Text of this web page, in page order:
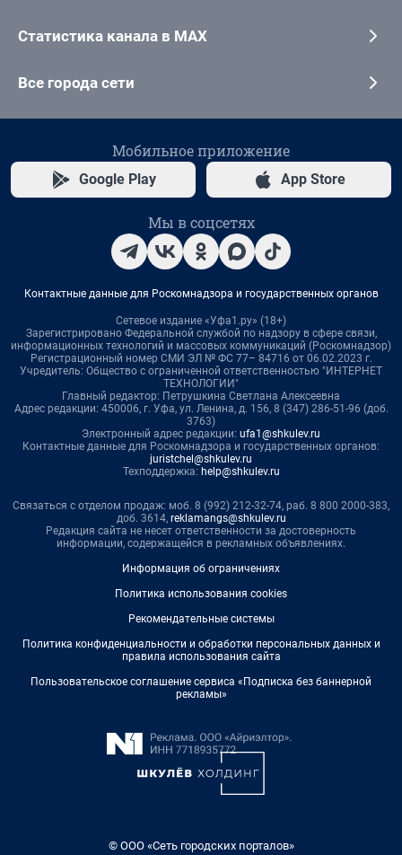
Статистика канала в MAX
Все города сети
Мобильное приложение
Google Play App Store
Мы в соцсетях
Контактные данные для Роскомнадзора и государственных органов
Сетевое издание «Уфа1.ру» (18+)
Зарегистрировано Федеральной службой по надзору в сфере связи,
информационных технологий и массовых коммуникаций (Роскомнадзор)
Регистрационный номер СМИ ЭЛ № ФС 77– 84716 от 06.02.2023 г.
Учредитель: Общество с ограниченной ответственностью "ИНТЕРНЕТ
ТЕХНОЛОГИИ"
Главный редактор: Петрушкина Светлана Алексеевна
Адрес редакции: 450006, г. Уфа, ул. Ленина, д. 156, 8 (347) 286-51-96 (доб.
3763)
Электронный адрес редакции: ufa1@shkulev.ru
Контактные данные для Роскомнадзора и государственных органов:
juristchel@shkulev.ru
Техподдержка: help@shkulev.ru
Связаться с отделом продаж: моб. 8 (992) 212-32-74, раб. 8 800 2000-383,
доб. 3614, reklamangs@shkulev.ru
Редакция сайта не несет ответственности за достоверность
информации, содержащейся в рекламных объявлениях.
Информация об ограничениях
Политика использования cookies
Рекомендательные системы
Политика конфиденциальности и обработки персональных данных и
правила использования сайта
Пользовательское соглашение сервиса «Подписка без баннерной
рекламы»
© ООО «Сеть городских порталов»